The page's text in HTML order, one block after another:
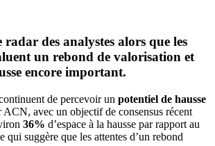
radar des analystes alors que les
un rebond de valorisation et
encore important.
de percevoir un potentiel de hausse
avec un objectif de consensus récent
36% d’espace à la hausse par rapport au
qui suggère que les attentes d’un rebond